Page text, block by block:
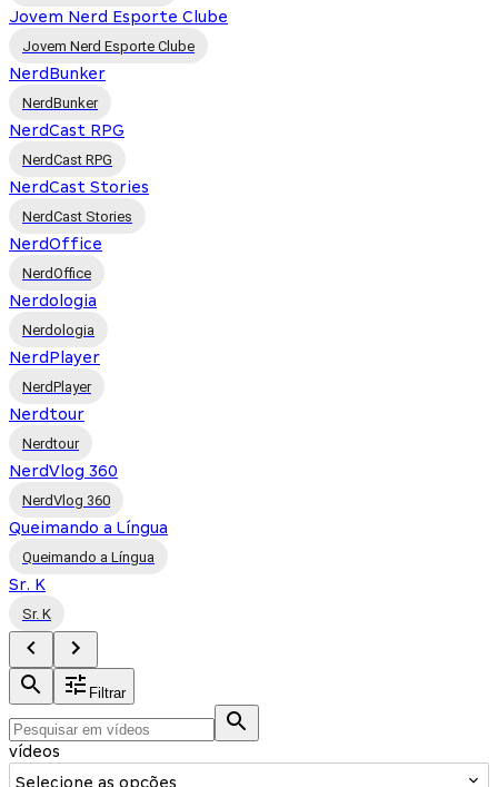
Jovem Nerd Esporte Clube
Jovem Nerd Esporte Clube
NerdBunker
NerdBunker
NerdCast RPG
NerdCast RPG
NerdCast Stories
NerdCast Stories
NerdOffice
NerdOffice
Nerdologia
Nerdologia
NerdPlayer
NerdPlayer
Nerdtour
Nerdtour
NerdVlog 360
NerdVlog 360
Queimando a Língua
Queimando a Língua
Sr. K
Sr. K
Filtrar
vídeos
Selecione as opções